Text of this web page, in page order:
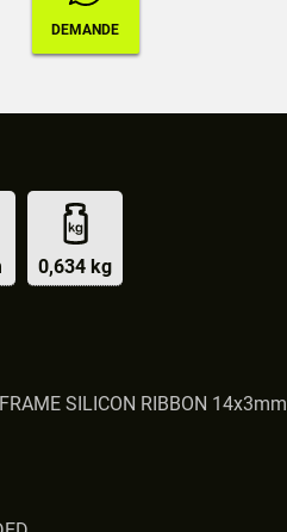
0,634 kg
SILICON RIBBON 14x3mm